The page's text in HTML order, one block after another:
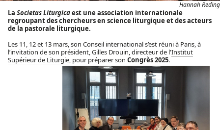
Hannah Reding
La Societas Liturgicaest une association internationale
regroupant des chercheurs en science liturgique et des acteurs
de la pastorale liturgique.
Les 11, 12 et 13 mars, son Conseil international s’est réuni à Paris, à
l’invitation de son président, Gilles Drouin, directeur de l'Institut
Supérieur de Liturgie, pour préparer son Congrès 2025.